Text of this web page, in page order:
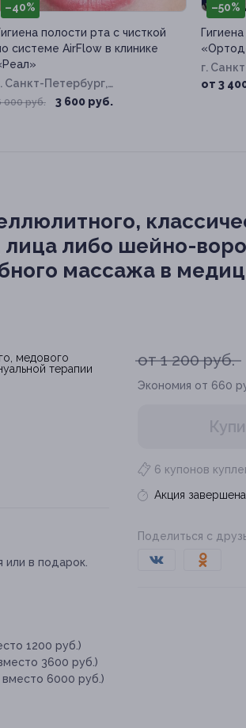
–40%
полости рта с чисткой
системе AirFlow в клинике
Санкт-Петербург,
ул, д. 24, к. 1
000 руб. 3 600 руб.
–50%
г.
ул, д. 6
от 3
либо шейно-
массажа в
от 1 200 руб.
Экономия от 660
6 купонов
Акция завершена
Поделиться с
в подарок.
1200 руб.)
3600 руб.)
6000 руб.)